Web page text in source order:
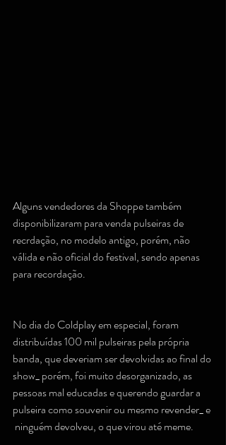
Alguns vendedores da Shoppe também
disponibilizaram para venda pulseiras de
recrdação, no modelo antigo, porém, não
válida e não oficial do festival, sendo apenas
para recordação.
No dia do Coldplay em especial, foram
distribuídas 100 mil pulseiras pela própria
banda, que deveriam ser devolvidas ao final do
show_ porém, foi muito desorganizado, as
pessoas mal educadas e querendo guardar a
pulseira como souvenir ou mesmo revender_ e
ninguém devolveu, o que virou até meme.